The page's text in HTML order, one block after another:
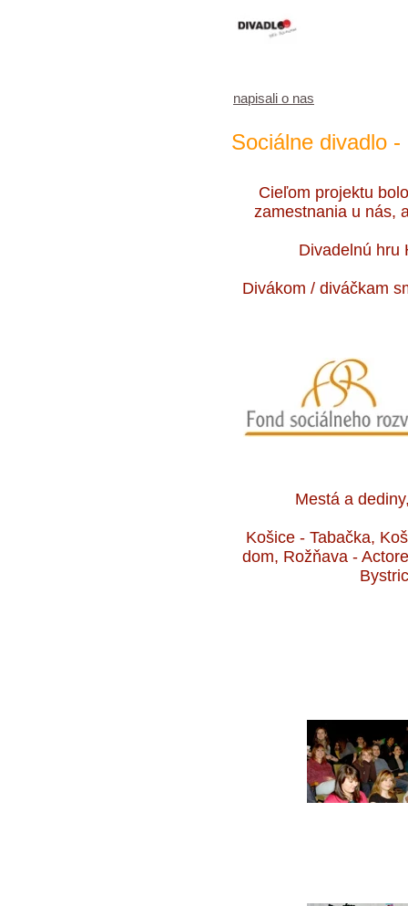
napisali o nas
Sociálne divadlo
Cieľom projektu
zamestnania u nás,
Divadelnú hru
Divákom / diváčkam
Mestá a
Košice - Tabačka,
dom, Rožňava -